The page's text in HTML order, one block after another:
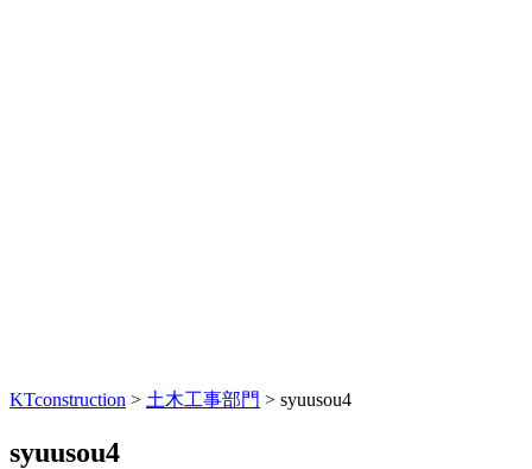
KTconstruction > 土木工事部門 > syuusou4
syuusou4